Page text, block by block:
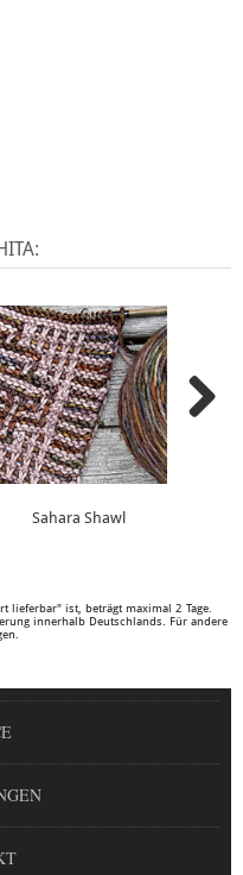
Sahara Shawl
lieferbar" ist, beträgt maximal 2 Tage.
innerhalb Deutschlands. Für andere